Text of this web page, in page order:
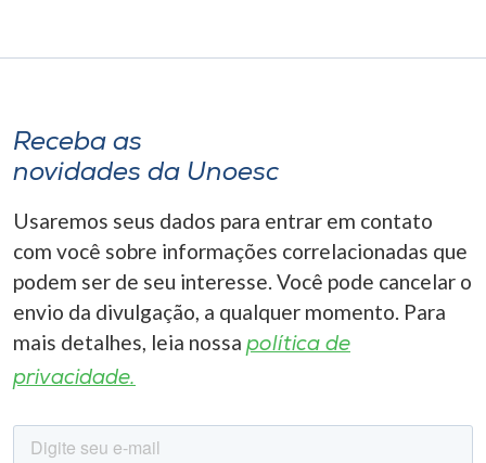
Receba as
novidades da Unoesc
Usaremos seus dados para entrar em contato
com você sobre informações correlacionadas que
podem ser de seu interesse. Você pode cancelar o
envio da divulgação, a qualquer momento. Para
mais detalhes, leia nossa política de
privacidade.